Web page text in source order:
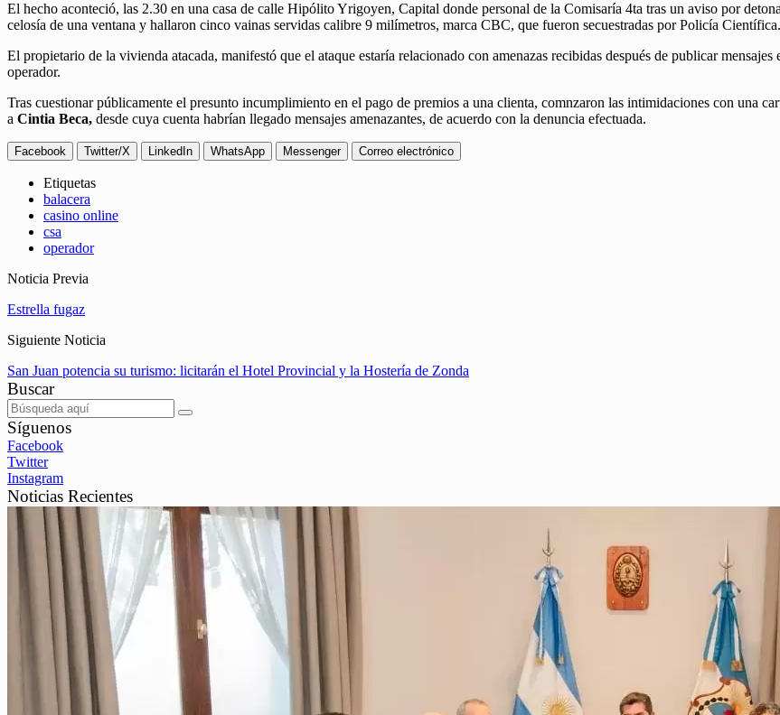
El hecho aconteció, las 2.30 en una casa de calle Hipólito Yrigoyen, Capital donde personal de la Comisaría 4ta tras un aviso por
celosía de una ventana y hallaron cinco vainas servidas calibre 9 milímetros, marca CBC, que fueron secuestradas por Policía Científica.
El propietario de la vivienda atacada, manifestó que el ataque estaría relacionado con amenazas recibidas después de publicar
operador.
Tras cuestionar públicamente el presunto incumplimiento en el pago de premios a una clienta, comnzaron las intimidaciones con una
a Cintia Beca, desde cuya cuenta habrían llegado mensajes amenazantes, de acuerdo con la denuncia efectuada.
Facebook Twitter/X LinkedIn WhatsApp Messenger Correo electrónico
Etiquetas
balacera
casino online
csa
operador
Noticia Previa
Estrella fugaz
Siguiente Noticia
San Juan potencia su turismo: licitarán el Hotel Provincial y la Hostería de Zonda
Buscar
Síguenos
Facebook
Twitter
Instagram
Noticias Recientes